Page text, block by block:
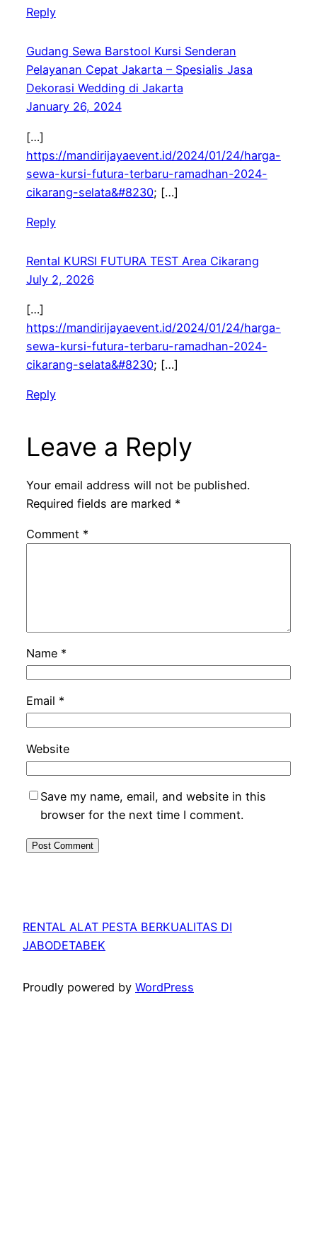
Reply
Gudang Sewa Barstool Kursi Senderan
Pelayanan Cepat Jakarta – Spesialis Jasa
Dekorasi Wedding di Jakarta
January 26, 2024
[…]
https://mandirijayaevent.id/2024/01/24/harga-
sewa-kursi-futura-terbaru-ramadhan-2024-
cikarang-selata&#8230; […]
Reply
Rental KURSI FUTURA TEST Area Cikarang
July 2, 2026
[…]
https://mandirijayaevent.id/2024/01/24/harga-
sewa-kursi-futura-terbaru-ramadhan-2024-
cikarang-selata&#8230; […]
Reply
Leave a Reply
Your email address will not be published.
Required fields are marked *
Comment *
Name *
Email *
Website
Save my name, email, and website in this
browser for the next time I comment.
RENTAL ALAT PESTA BERKUALITAS DI
JABODETABEK
Proudly powered by WordPress